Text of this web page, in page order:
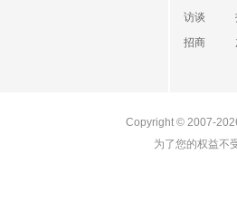
访谈
招商
Copyright © 2007-
为了您的权益不